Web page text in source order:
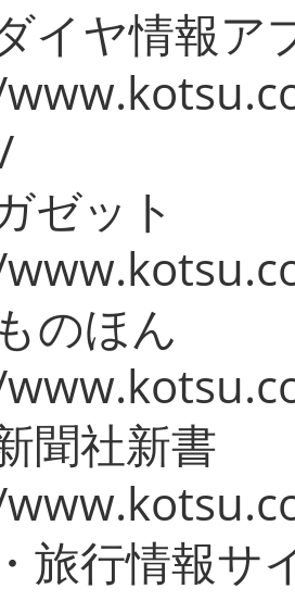
イヤ情報ア
ゼット
のほん
聞社新書
旅行情報サ